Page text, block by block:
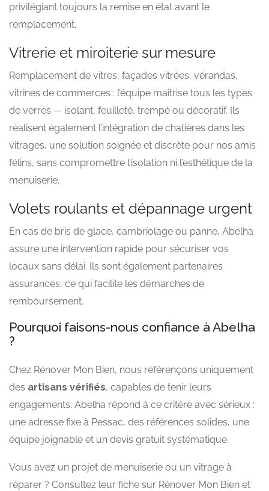
privilégiant toujours la remise en état avant le
remplacement.
Vitrerie et miroiterie sur mesure
Remplacement de vitres, façades vitrées, vérandas,
vitrines de commerces : l’équipe maîtrise tous les types
de verres — isolant, feuilleté, trempé ou décoratif. Ils
réalisent également l’intégration de chatières dans les
vitrages, une solution soignée et discrète pour nos amis
félins, sans compromettre l’isolation ni l’esthétique de la
menuiserie.
Volets roulants et dépannage urgent
En cas de bris de glace, cambriolage ou panne, Abelha
assure une intervention rapide pour sécuriser vos
locaux sans délai. Ils sont également partenaires
assurances, ce qui facilite les démarches de
remboursement.
Pourquoi faisons-nous confiance à Abelha
?
Chez Rénover Mon Bien, nous référençons uniquement
des artisans vérifiés, capables de tenir leurs
engagements. Abelha répond à ce critère avec sérieux :
une adresse fixe à Pessac, des références solides, une
équipe joignable et un devis gratuit systématique.
Vous avez un projet de menuiserie ou un vitrage à
réparer ? Consultez leur fiche sur Rénover Mon Bien et